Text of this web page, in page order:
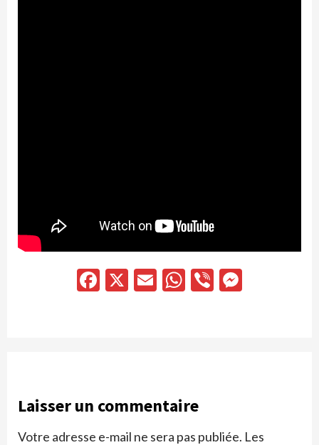
Facebook
X EmailWhatsApp
Viber
Laisser un commentaire
Votre adresse e-mail ne sera pas publiée. Les